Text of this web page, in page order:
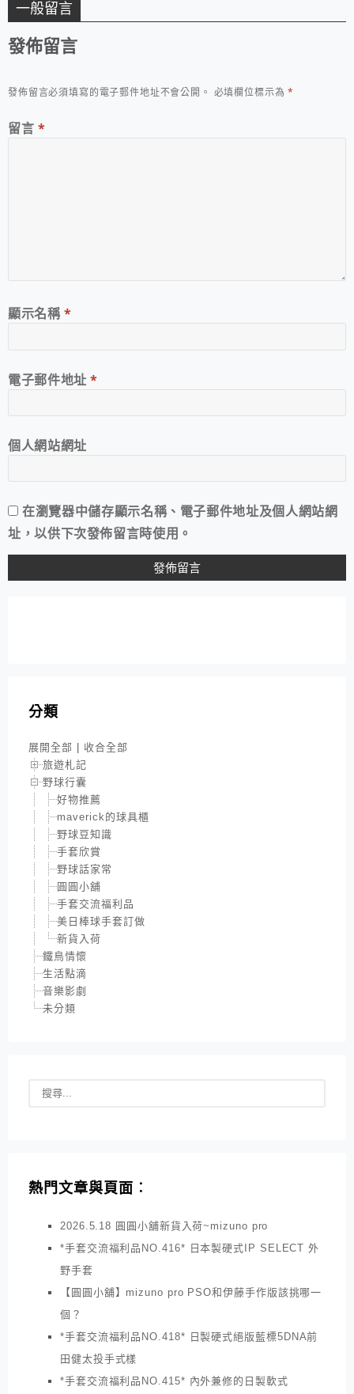
一般留言
發佈留言
發佈留言必須填寫的電子郵件地址不會公開。 必填欄位標示為*
留言 *
顯示名稱*
電子郵件地址*
個人網站網址
在瀏覽器中儲存顯示名稱、電子郵件地址及個人網站網
址，以供下次發佈留言時使用。
分類
展開全部 | 收合全部
旅遊札記
野球行囊
好物推薦
maverick的球具櫃
野球豆知識
手套欣賞
野球話家常
圓圓小舖
手套交流福利品
美日棒球手套訂做
新貨入荷
鐵鳥情懷
生活點滴
音樂影劇
未分類
熱門文章與頁面︰
2026.5.18 圓圓小舖新貨入荷~mizuno pro
*手套交流福利品NO.416* 日本製硬式IP SELECT 外
野手套
【圓圓小舖】mizuno pro PSO和伊藤手作版該挑哪一
個？
*手套交流福利品NO.418* 日製硬式絕版藍標5DNA前
田健太投手式樣
*手套交流福利品NO.415* 內外兼修的日製軟式